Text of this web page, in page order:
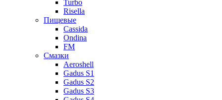
Turbo
Risella
Пищевые
Cassida
Ondina
FM
Смазки
Aeroshell
Gadus S1
Gadus S2
Gadus S3